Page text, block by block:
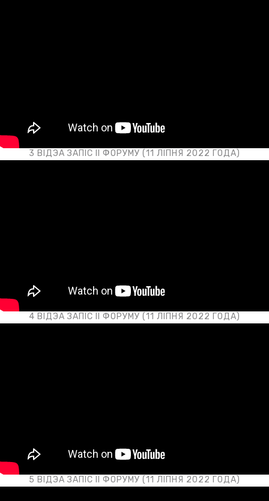
3 ВІДЭА ЗАПІС II ФОРУМУ (11 ЛІПНЯ 2022 ГОДА)
4 ВІДЭА ЗАПІС II ФОРУМУ (11 ЛІПНЯ 2022 ГОДА)
5 ВІДЭА ЗАПІС II ФОРУМУ (11 ЛІПНЯ 2022 ГОДА)